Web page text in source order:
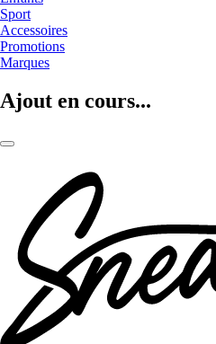
Sport
Accessoires
Promotions
Marques
Ajout en cours...